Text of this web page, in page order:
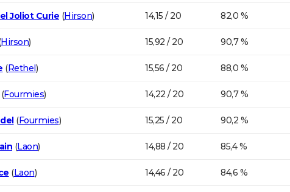
Joliot Curie (Hirson) 14,15 / 20 82,0 %
Hirson) 15,92 / 20 90,7 %
(Rethel) 15,56 / 20 88,0 %
(Fourmies) 14,22 / 20 90,7 %
(Fourmies) 15,25 / 20 90,2 %
(Laon) 14,88 / 20 85,4 %
(Laon) 14,46 / 20 84,6 %